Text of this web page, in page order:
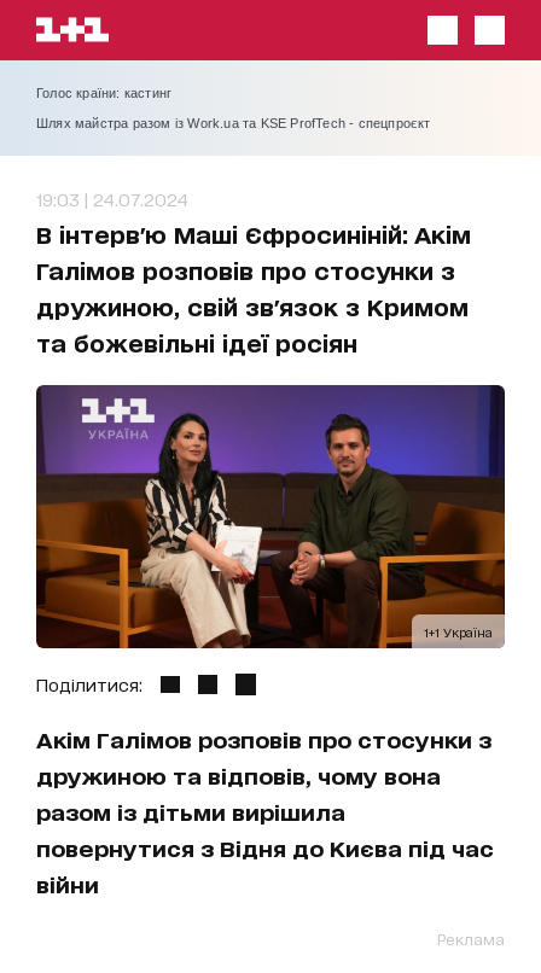
Голос країни: кастинг
Шлях майстра разом із Work.ua та KSE ProfTech - спецпроєкт
19:03 | 24.07.2024
В інтерв'ю Маші Єфросиніній: Акім
Галімов розповів про стосунки з
дружиною, свій зв'язок з Кримом
та божевільні ідеї росіян
1+1 Україна
Поділитися:
Акім Галімов розповів про стосунки з
дружиною та відповів, чому вона
разом із дітьми вирішила
повернутися з Відня до Києва під час
війни
Реклама